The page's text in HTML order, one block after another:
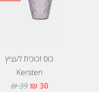
כוס זכוכית לעציץ
Kersten
30 ₪
39 ₪